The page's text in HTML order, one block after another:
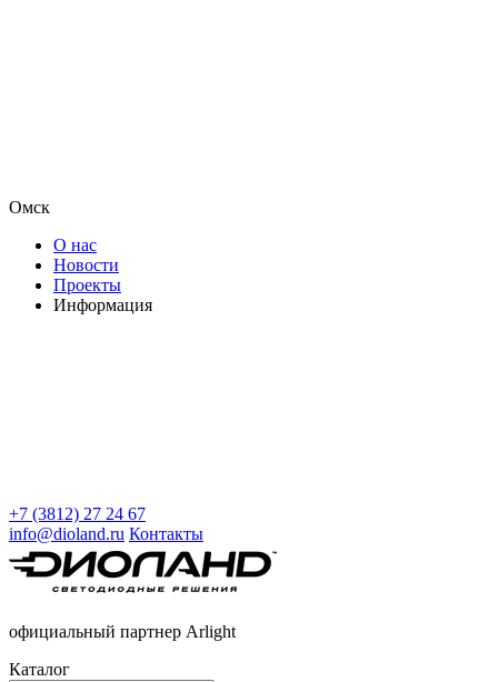
Омск
О нас
Новости
Проекты
Информация
+7 (3812) 27 24 67
info@dioland.ru Контакты
официальный партнер Arlight
Каталог